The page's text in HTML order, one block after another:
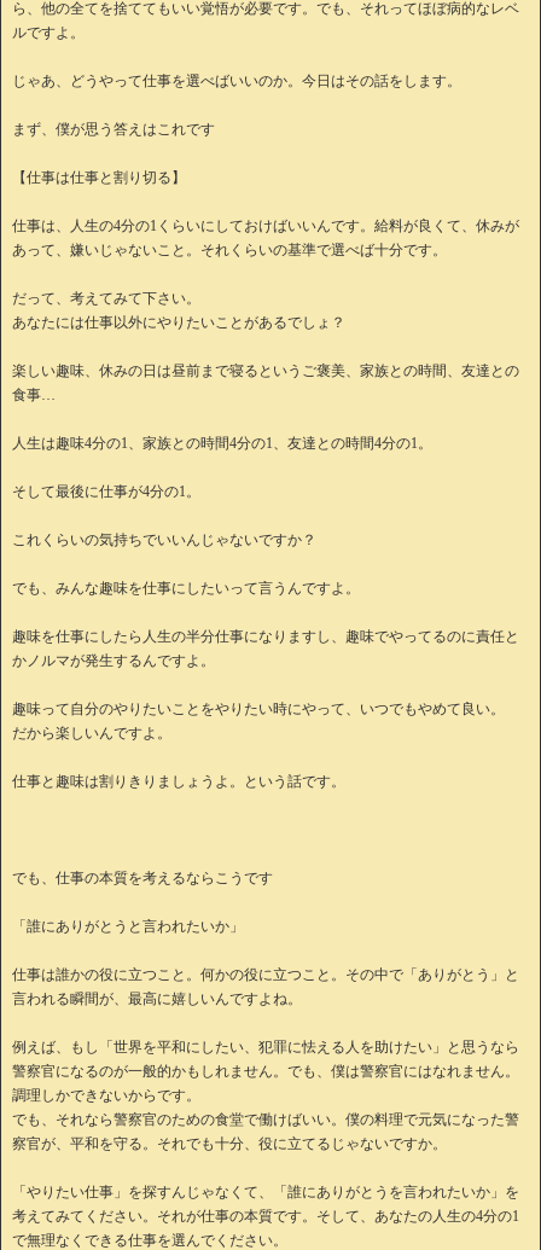
ら、他の全てを捨ててもいい覚悟が必要です。でも、それってほぼ病的なレベ
ルですよ。
じゃあ、どうやって仕事を選べばいいのか。今日はその話をします。
まず、僕が思う答えはこれです
【仕事は仕事と割り切る】
仕事は、人生の4分の1くらいにしておけばいいんです。給料が良くて、休みが
あって、嫌いじゃないこと。それくらいの基準で選べば十分です。
だって、考えてみて下さい。
あなたには仕事以外にやりたいことがあるでしょ？
楽しい趣味、休みの日は昼前まで寝るというご褒美、家族との時間、友達との
食事…
人生は趣味4分の1、家族との時間4分の1、友達との時間4分の1。
そして最後に仕事が4分の1。
これくらいの気持ちでいいんじゃないですか？
でも、みんな趣味を仕事にしたいって言うんですよ。
趣味を仕事にしたら人生の半分仕事になりますし、趣味でやってるのに責任と
かノルマが発生するんですよ。
趣味って自分のやりたいことをやりたい時にやって、いつでもやめて良い。
だから楽しいんですよ。
仕事と趣味は割りきりましょうよ。という話です。
でも、仕事の本質を考えるならこうです
「誰にありがとうと言われたいか」
仕事は誰かの役に立つこと。何かの役に立つこと。その中で「ありがとう」と
言われる瞬間が、最高に嬉しいんですよね。
例えば、もし「世界を平和にしたい、犯罪に怯える人を助けたい」と思うなら
警察官になるのが一般的かもしれません。でも、僕は警察官にはなれません。
調理しかできないからです。
でも、それなら警察官のための食堂で働けばいい。僕の料理で元気になった警
察官が、平和を守る。それでも十分、役に立てるじゃないですか。
「やりたい仕事」を探すんじゃなくて、「誰にありがとうを言われたいか」を
考えてみてください。それが仕事の本質です。そして、あなたの人生の4分の1
で無理なくできる仕事を選んでください。